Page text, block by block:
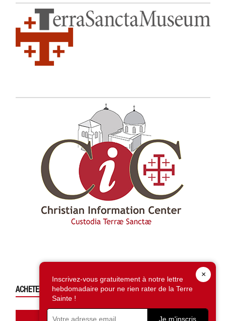
ACHETEZ CE NUMÉRO
×
Inscrivez-vous gratuitement à notre lettre
hebdomadaire pour ne rien rater de la Terre
Sainte !
Je m'inscris